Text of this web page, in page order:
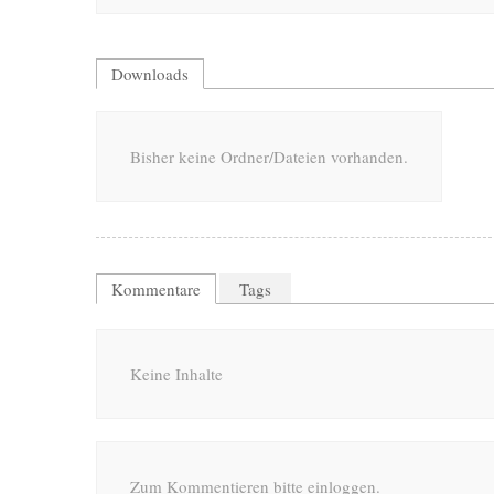
Downloads
Bisher keine Ordner/Dateien vorhanden.
Kommentare Tags
Keine Inhalte
Zum Kommentieren bitte einloggen.